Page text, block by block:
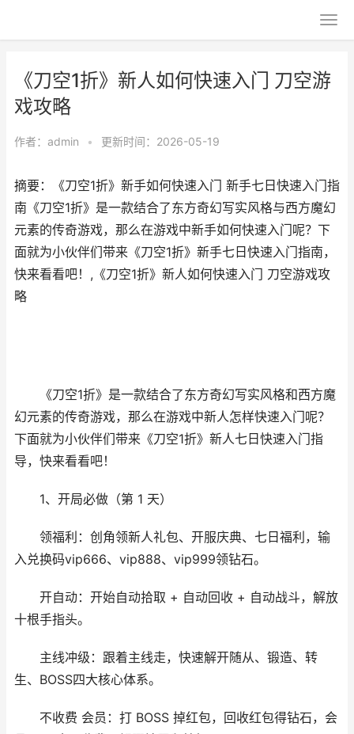
《刀空1折》新人如何快速入门 刀空游
戏攻略
作者： admin • 更新时间：2026-05-19
摘要：《刀空1折》新手如何快速入门 新手七日快速入门指
南《刀空1折》是一款结合了东方奇幻写实风格与西方魔幻
元素的传奇游戏，那么在游戏中新手如何快速入门呢？下
面就为小伙伴们带来《刀空1折》新手七日快速入门指南，
快来看看吧！,《刀空1折》新人如何快速入门 刀空游戏攻
略
《刀空1折》是一款结合了东方奇幻写实风格和西方魔
幻元素的传奇游戏，那么在游戏中新人怎样快速入门呢？
下面就为小伙伴们带来《刀空1折》新人七日快速入门指
导，快来看看吧！
1、开局必做（第 1 天）
领福利：创角领新人礼包、开服庆典、七日福利，输
入兑换码vip666、vip888、vip999领钻石。
开自动：开始自动拾取 + 自动回收 + 自动战斗，解放
十根手指头。
主线冲级：跟着主线走，快速解开随从、锻造、转
生、BOSS四大核心体系。
不收费 会员：打 BOSS 掉红包，回收红包得钻石，会